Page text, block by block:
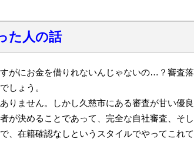
た人の話
がにお金を借りれないんじゃないの…？審査落
しょう。
りません。しかし久慈市にある審査が甘い優良
が決めることであって、完全な自社審査、そし
、在籍確認なしというスタイルでやってこれて